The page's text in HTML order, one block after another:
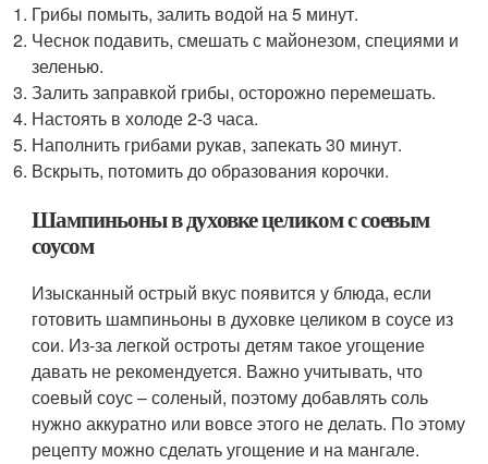
Грибы помыть, залить водой на 5 минут.
Чеснок подавить, смешать с майонезом, специями и
зеленью.
Залить заправкой грибы, осторожно перемешать.
Настоять в холоде 2-3 часа.
Наполнить грибами рукав, запекать 30 минут.
Вскрыть, потомить до образования корочки.
Шампиньоны в духовке целиком с соевым
соусом
Изысканный острый вкус появится у блюда, если
готовить шампиньоны в духовке целиком в соусе из
сои. Из-за легкой остроты детям такое угощение
давать не рекомендуется. Важно учитывать, что
соевый соус – соленый, поэтому добавлять соль
нужно аккуратно или вовсе этого не делать. По этому
рецепту можно сделать угощение и на мангале.